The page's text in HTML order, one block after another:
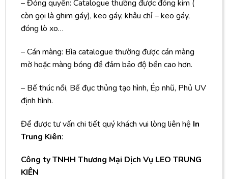
– Đóng quyển: Catalogue thường được đóng kim (
còn gọi là ghim gáy), keo gáy, khâu chỉ – keo gáy,
đóng lò xo…
– Cán màng: Bìa catalogue thường được cán màng
mờ hoặc màng bóng đề đảm bảo độ bền cao hơn.
– Bế thúc nổi, Bế đục thủng tạo hình, Ép nhũ, Phủ UV
định hình.
Để được tư vấn chi tiết quý khách vui lòng liên hệ In
Trung Kiên:
Công ty TNHH Thương Mại Dịch Vụ LEO TRUNG
KIÊN